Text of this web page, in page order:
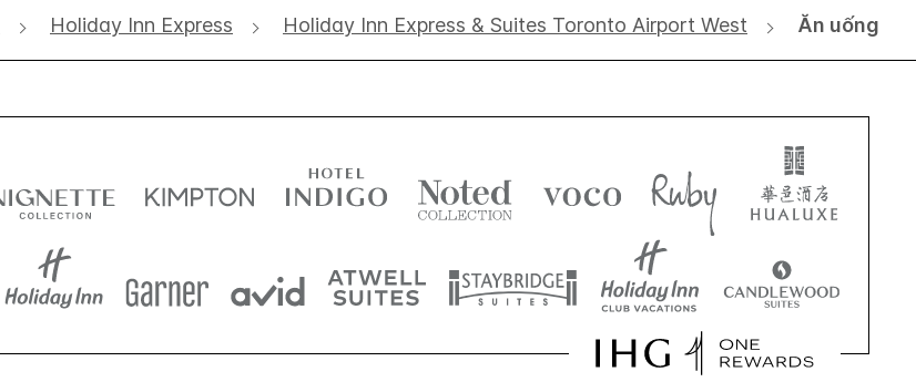
Holiday Inn Express Holiday Inn Express & Suites Toronto Airport West Ăn uống